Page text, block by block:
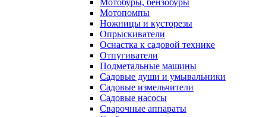
Мотобуры, бензобуры
Мотопомпы
Ножницы и кусторезы
Опрыскиватели
Оснастка к садовой технике
Отпугиватели
Подметальные машины
Садовые души и умывальники
Садовые измельчители
Садовые насосы
Сварочные аппараты